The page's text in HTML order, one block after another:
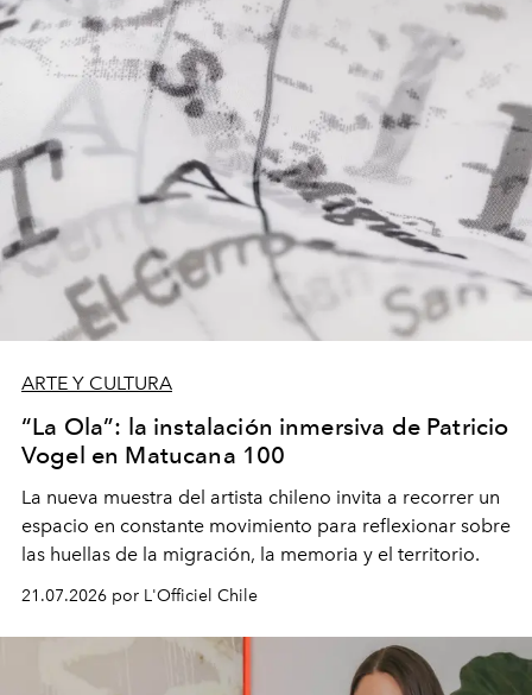
Primavera/Verano 2027.
ARTE Y CULTURA
“La Ola”: la instalación inmersiva de Patricio
Vogel en Matucana 100
La nueva muestra del artista chileno invita a recorrer un
espacio en constante movimiento para reflexionar sobre
las huellas de la migración, la memoria y el territorio.
21.07.2026 por L'Officiel Chile